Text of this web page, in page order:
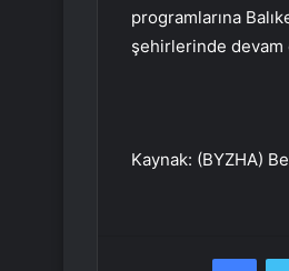
programlarına
şehirlerinde devam
Kaynak: (BYZHA)